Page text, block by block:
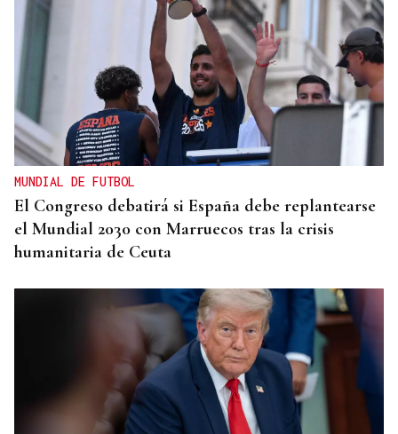
MUNDIAL DE FUTBOL
El Congreso debatirá si España debe replantearse
el Mundial 2030 con Marruecos tras la crisis
humanitaria de Ceuta